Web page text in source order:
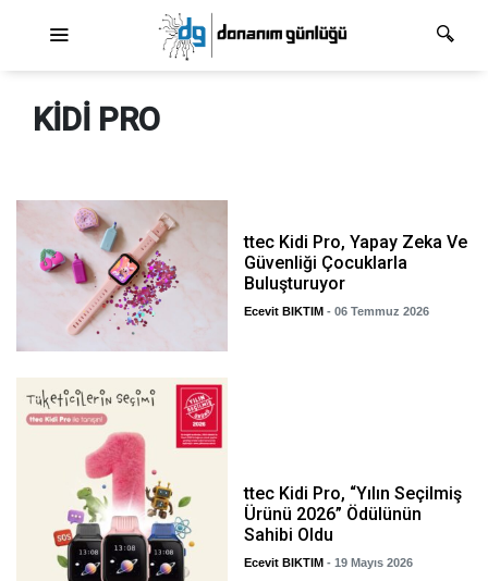
KIDI PRO
ttec Kidi Pro, Yapay Zeka Ve
Güvenliği Çocuklarla
Buluşturuyor
Ecevit BIKTIM - 06 Temmuz 2026
ttec Kidi Pro, “Yılın Seçilmiş
Ürünü 2026” Ödülünün
Sahibi Oldu
Ecevit BIKTIM - 19 Mayıs 2026